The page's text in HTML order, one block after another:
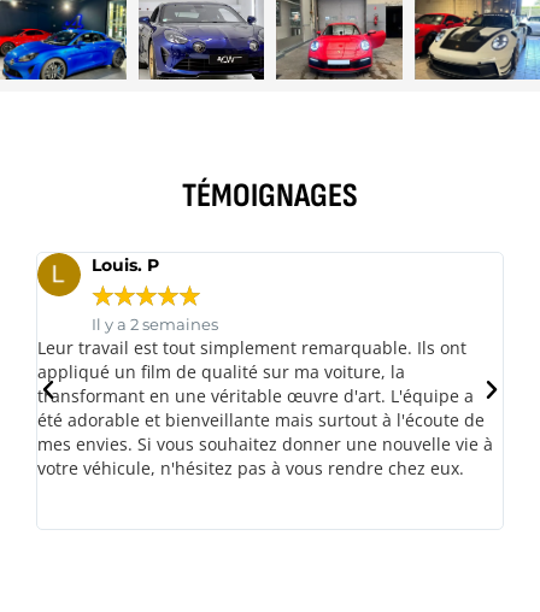
TÉMOIGNAGES
Louis. P
☆☆☆☆☆
Il y a 2 semaines
Leur travail est tout simplement remarquable. Ils ont
appliqué un film de qualité sur ma voiture, la
transformant en une véritable œuvre d'art. L'équipe a
été adorable et bienveillante mais surtout à l'écoute de
mes envies. Si vous souhaitez donner une nouvelle vie à
votre véhicule, n'hésitez pas à vous rendre chez eux.